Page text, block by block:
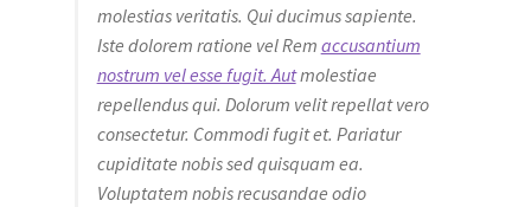
molestias veritatis. Qui ducimus sapiente.
Iste dolorem ratione vel Rem accusantium
nostrum vel esse fugit. Autmolestiae
repellendus qui. Dolorum velit repellat vero
consectetur. Commodi fugit et. Pariatur
cupiditate nobis sed quisquam ea.
Voluptatem nobis recusandae odio